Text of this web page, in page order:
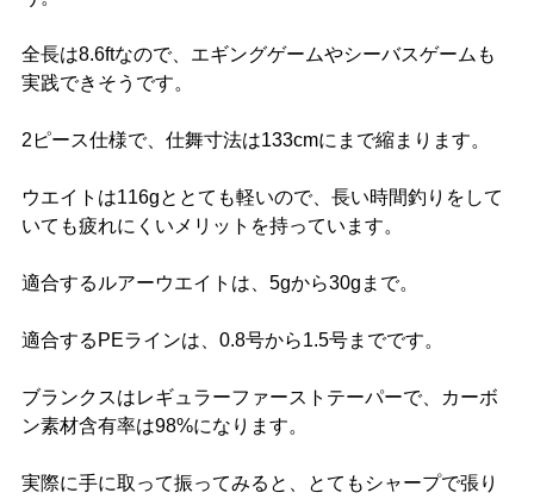
全長は8.6ftなので、エギングゲームやシーバスゲームも
実践できそうです。
2ピース仕様で、仕舞寸法は133cmにまで縮まります。
ウエイトは116gととても軽いので、長い時間釣りをして
いても疲れにくいメリットを持っています。
適合するルアーウエイトは、5gから30gまで。
適合するPEラインは、0.8号から1.5号までです。
ブランクスはレギュラーファーストテーパーで、カーボ
ン素材含有率は98%になります。
実際に手に取って振ってみると、とてもシャープで張り